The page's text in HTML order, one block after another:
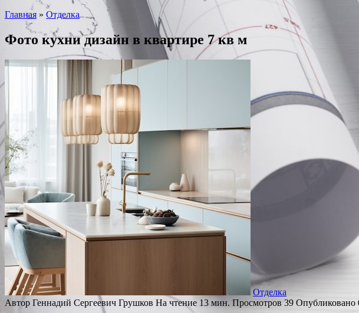
Главная » Отделка
Фото кухни дизайн в квартире 7 кв м
Отделка
Автор Геннадий Сергеевич Грушков На чтение 13 мин. Просмотров 39 Опубликовано